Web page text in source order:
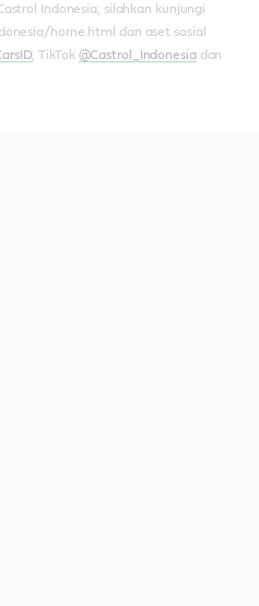
Indonesia, silahkan kunjungi
home.html dan aset sosial
, TikTok @Castrol_Indonesiadan